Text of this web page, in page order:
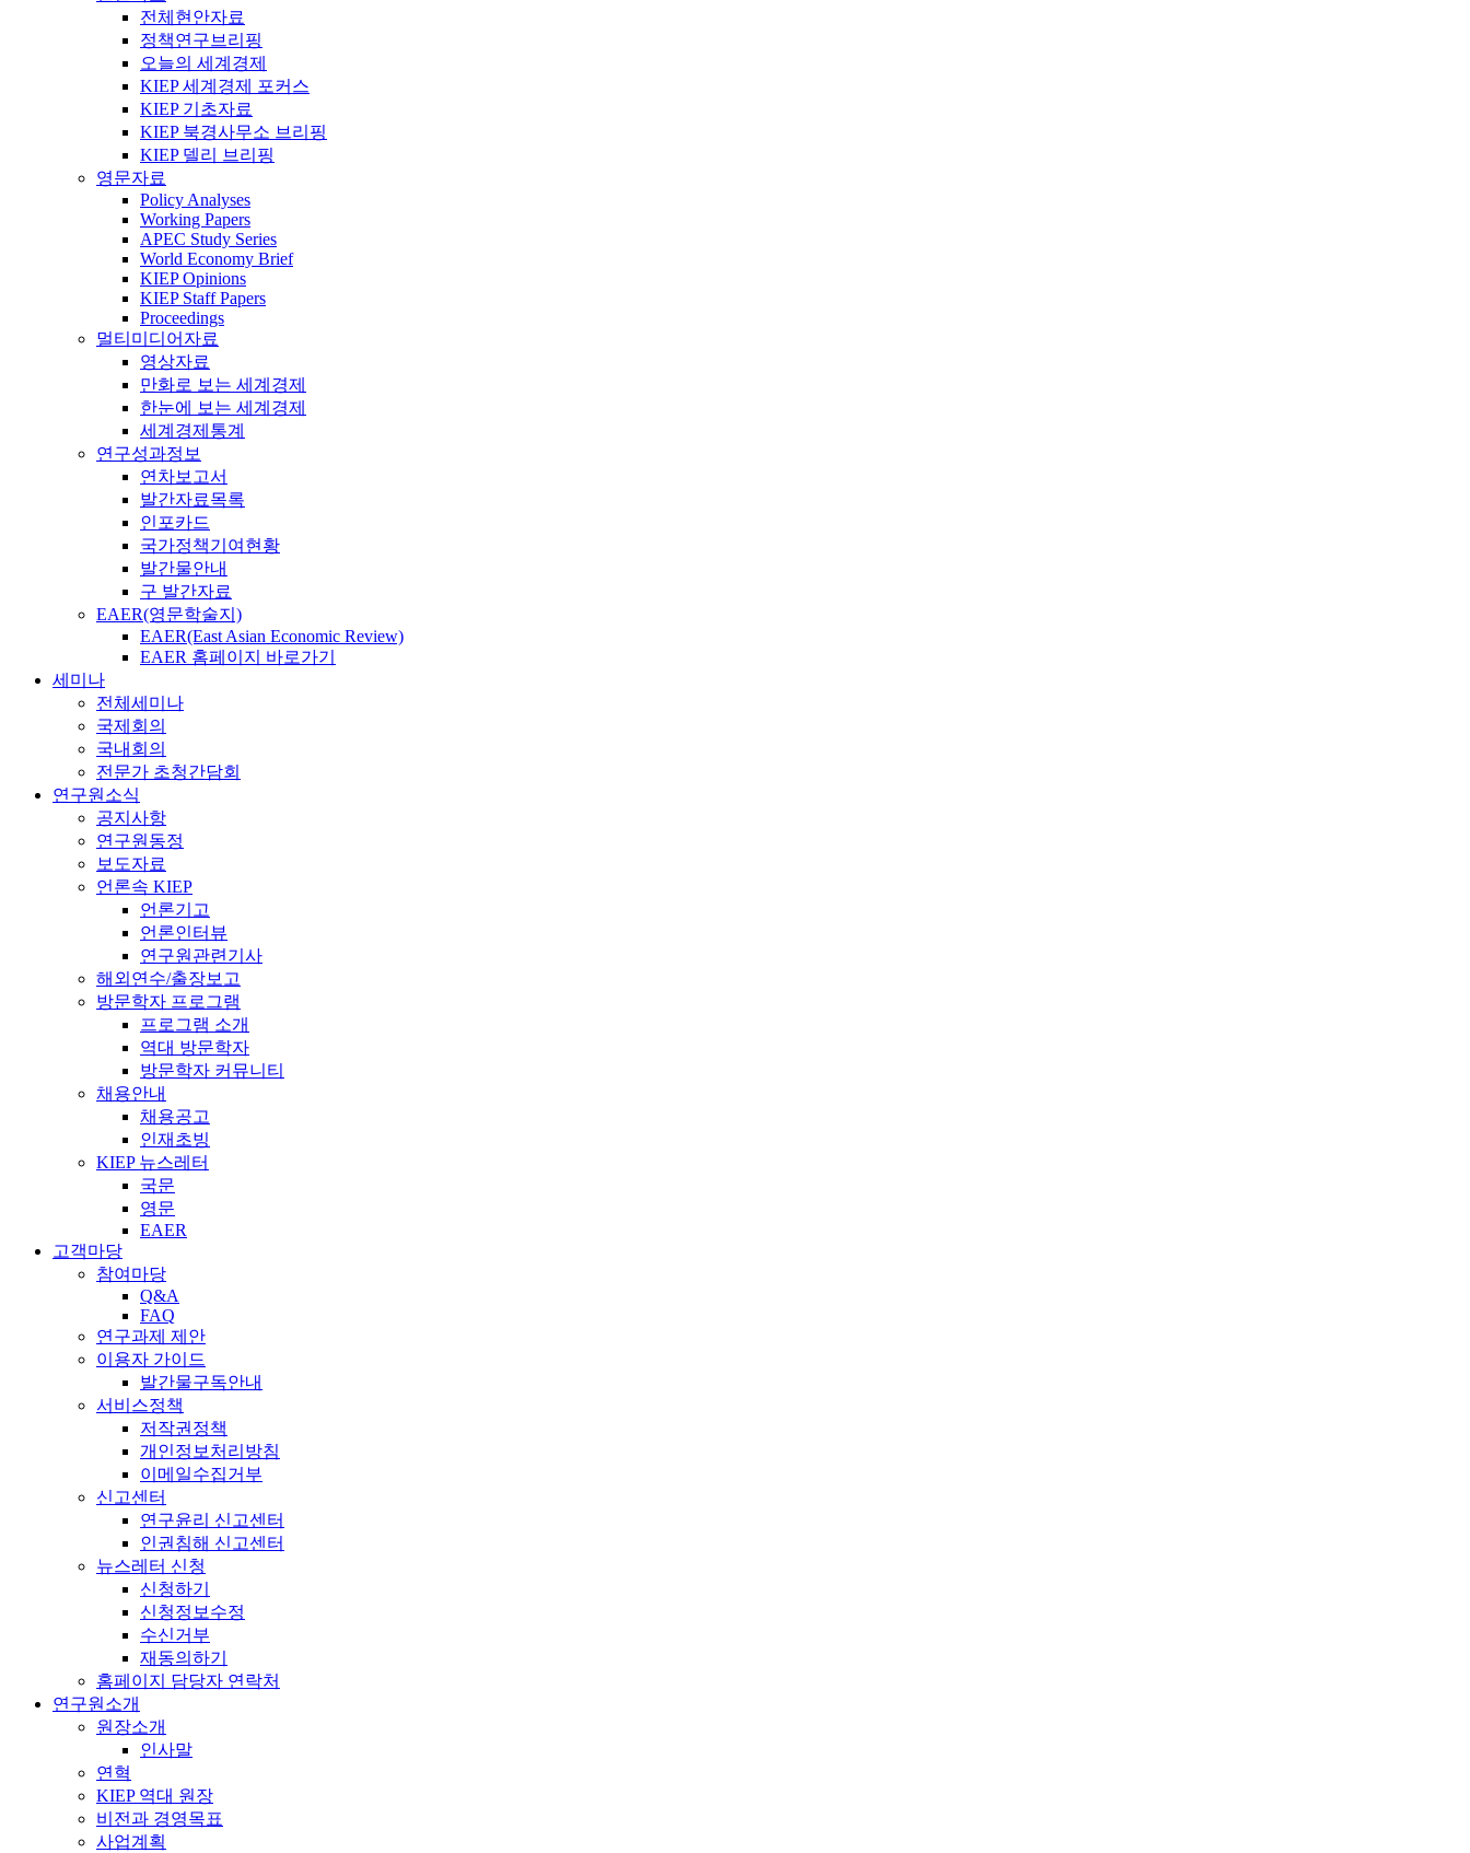
전체현안자료
정책연구브리핑
오늘의 세계경제
KIEP 세계경제 포커스
KIEP 기초자료
KIEP 북경사무소 브리핑
KIEP 델리 브리핑
영문자료
Policy Analyses
Working Papers
APEC Study Series
World Economy Brief
KIEP Opinions
KIEP Staff Papers
Proceedings
멀티미디어자료
영상자료
만화로 보는 세계경제
한눈에 보는 세계경제
세계경제통계
연구성과정보
연차보고서
발간자료목록
인포카드
국가정책기여현황
발간물안내
구 발간자료
EAER(영문학술지)
EAER(East Asian Economic Review)
EAER 홈페이지 바로가기
세미나
전체세미나
국제회의
국내회의
전문가 초청간담회
연구원소식
공지사항
연구원동정
보도자료
언론속 KIEP
언론기고
언론인터뷰
연구원관련기사
해외연수/출장보고
방문학자 프로그램
프로그램 소개
역대 방문학자
방문학자 커뮤니티
채용안내
채용공고
인재초빙
KIEP 뉴스레터
국문
영문
EAER
고객마당
참여마당
Q&A
FAQ
연구과제 제안
이용자 가이드
발간물구독안내
서비스정책
저작권정책
개인정보처리방침
이메일수집거부
신고센터
연구윤리 신고센터
인권침해 신고센터
뉴스레터 신청
신청하기
신청정보수정
수신거부
재동의하기
홈페이지 담당자 연락처
연구원소개
원장소개
인사말
연혁
KIEP 역대 원장
비전과 경영목표
사업계획